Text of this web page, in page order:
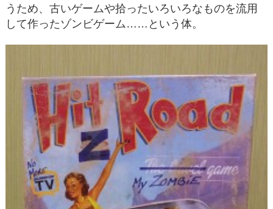
うため、古いゲームや拾ったいろいろなものを流用
して作ったゾンビゲーム……という体。